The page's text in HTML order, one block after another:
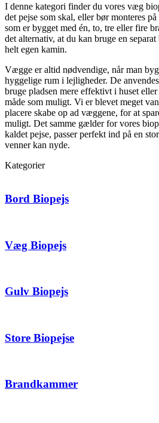
I denne kategori finder du vores væg
det pejse som skal, eller bør monteres
som er bygget med én, to, tre eller fire
det alternativ, at du kan bruge en
helt egen kamin.
Vægge er altid nødvendige, når man
hyggelige rum i lejligheder. De
bruge pladsen mere effektivt i huset
måde som muligt. Vi er blevet meget
placere skabe op ad væggene, for at
muligt. Det samme gælder for vores
kaldet pejse, passer perfekt ind på en
venner kan nyde.
Kategorier
Bord Biopejs
Væg Biopejs
Gulv Biopejs
Store Biopejse
Brandkammer